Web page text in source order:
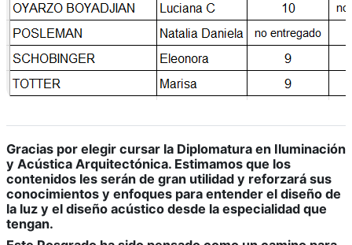
Gracias por elegir cursar la Diplomatura en Iluminación
y Acústica Arquitectónica. Estimamos que los
contenidos les serán de gran utilidad y reforzará sus
conocimientos y enfoques para entender el diseño de
la luz y el diseño acústico desde la especialidad que
tengan.